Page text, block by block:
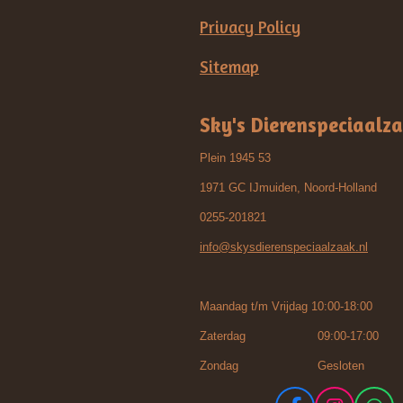
Privacy Policy
Sitemap
Sky's
Plein 1945 53
1971 GC IJmuiden, Noord-Holland
0255-201821
info@skysdierenspeciaalzaak.nl
Maandag t/m Vrijdag 10:00-18:00
Zaterdag 09:00-17:00
Zondag Gesloten